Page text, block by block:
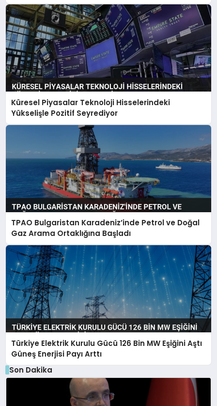
Küresel Piyasalar Teknoloji Hisselerindeki
Yükselişle Pozitif Seyrediyor
TPAO Bulgaristan Karadeniz’inde Petrol ve Doğal
Gaz Arama Ortaklığına Başladı
Türkiye Elektrik Kurulu Gücü 126 Bin MW Eşiğini Aştı
Güneş Enerjisi Payı Arttı
Son Dakika